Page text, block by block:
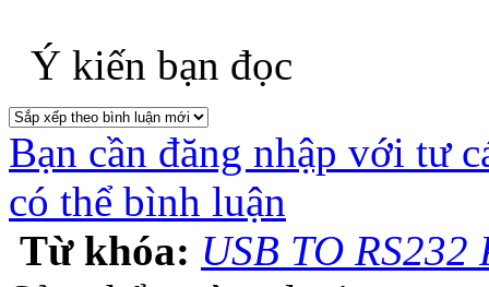
Ý kiến bạn đọc
Bạn cần đăng nhập với tư
có thể bình luận
Từ khóa: USB TO RS232